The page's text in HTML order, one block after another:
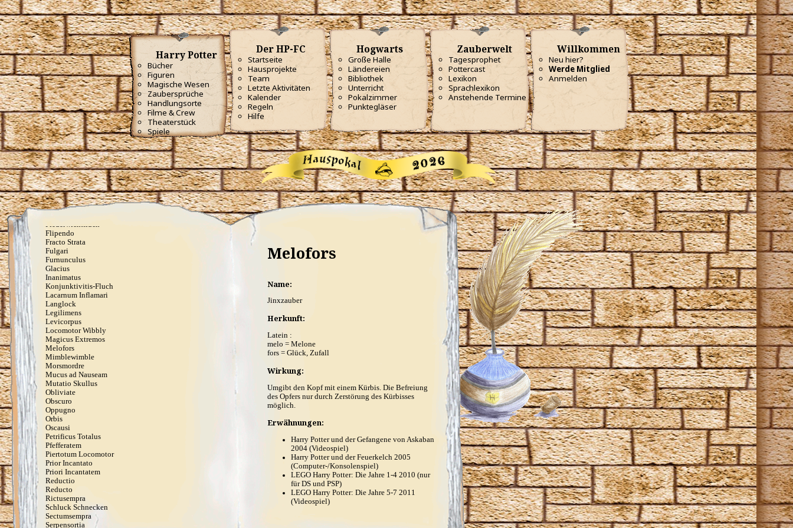
Harry Potter
Bücher
Figuren
Magische Wesen
Zaubersprüche
Handlungsorte
Filme & Crew
Theaterstück
Spiele
Der HP-FC
Startseite
Hausprojekte
Team
Letzte Aktivitäten
Kalender
Regeln
Hilfe
Hogwarts
Große Halle
Ländereien
Bibliothek
Unterricht
Pokalzimmer
Punktegläser
Zauberwelt
Tagesprophet
Pottercast
Lexikon
Sprachlexikon
Anstehende Termine
Willkommen
Neu hier?
Werde Mitglied
Anmelden
Angriffszauber
Amnesia
Anteoculatia
Avifors
Bombarda
Bombarda Maxima
Calvorio
Colloshoo
Confringo
Confundo
Dämonenfeuer
Defodio
Densaugeo
Deprimo
Descendo
Draconifors
Ebublio
Emuvilus
Engorgio Skullus
Entomorphis
Everte Statum
Expellimellius
Expulso
Flederwichtfluch
Flipendo
Fracto Strata
Fulgari
Furnunculus
Glacius
Inanimatus
Konjunktivitis-Fluch
Lacarnum Inflamari
Langlock
Legilimens
Levicorpus
Locomotor Wibbly
Magicus Extremos
Melofors
Mimblewimble
Morsmordre
Mucus ad Nauseam
Mutatio Skullus
Obliviate
Obscuro
Oppugno
Orbis
Oscausi
Petrificus Totalus
Pfefferatem
Piertotum Locomotor
Prior Incantato
Priori Incantatem
Reductio
Reducto
Rictusempra
Schluck Schnecken
Sectumsempra
Serpensortia
Melofors
Name:
Jinxzauber
Herkunft:
Latein :
melo = Melone
fors = Glück, Zufall
Wirkung:
Umgibt den Kopf mit einem Kürbis. Die Befreiung
des Opfers nur durch Zerstörung des Kürbisses
möglich.
Erwähnungen:
Harry Potter und der Gefangene von Askaban
2004 (Videospiel)
Harry Potter und der Feuerkelch 2005
(Computer-/Konsolenspiel)
LEGO Harry Potter: Die Jahre 1-4 2010 (nur
für DS und PSP)
LEGO Harry Potter: Die Jahre 5-7 2011
(Videospiel)